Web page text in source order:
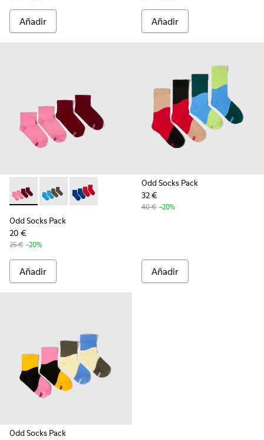
Añadir Añadir
Odd Socks Pack - KA00043-004 - Pack de 2 pares de
Odd Socks Pack - KA00043-003 - Pack de 2 pares
Odd Socks Pack - KA00043-002 - Multicolor
Odd Socks Pack
20 €
25 € -20%
Añadir
Odd Socks Pack
32 €
40 € -20%
Añadir
Odd Socks Pack